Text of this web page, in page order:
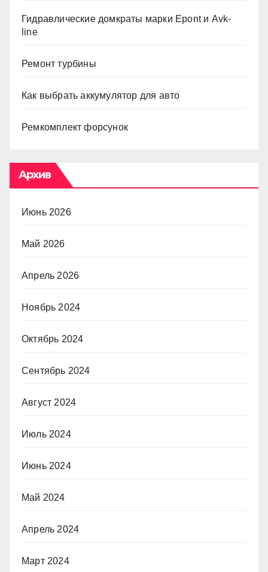
Гидравлические домкраты марки Epont и Avk-
line
Ремонт турбины
Как выбрать аккумулятор для авто
Ремкомплект форсунок
Архив
Июнь 2026
Май 2026
Апрель 2026
Ноябрь 2024
Октябрь 2024
Сентябрь 2024
Август 2024
Июль 2024
Июнь 2024
Май 2024
Апрель 2024
Март 2024